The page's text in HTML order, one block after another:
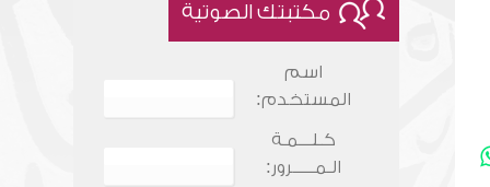
مكتبتك الصوتية
اسم
المستخدم:
كـلـــمـة
الـمـــــرور: